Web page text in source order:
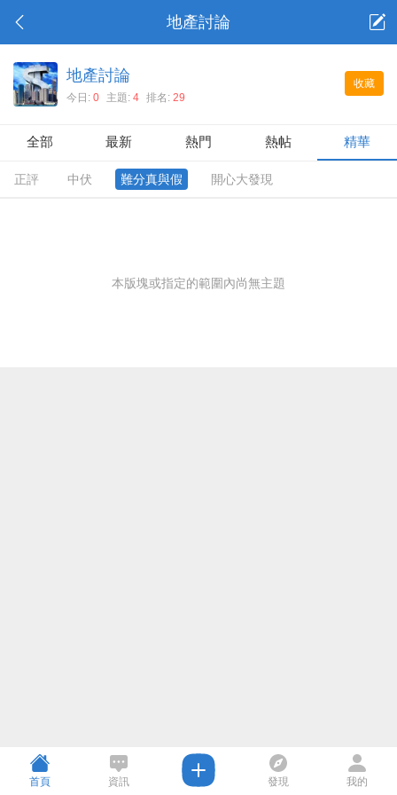
地產討論
收藏
地產討論
今日: 0 主題: 4 排名: 29
全部 最新 熱門 熱帖 精華
正評 中伏 難分真與假 開心大發現
本版塊或指定的範圍內尚無主題
首頁 資訊 發現 我的